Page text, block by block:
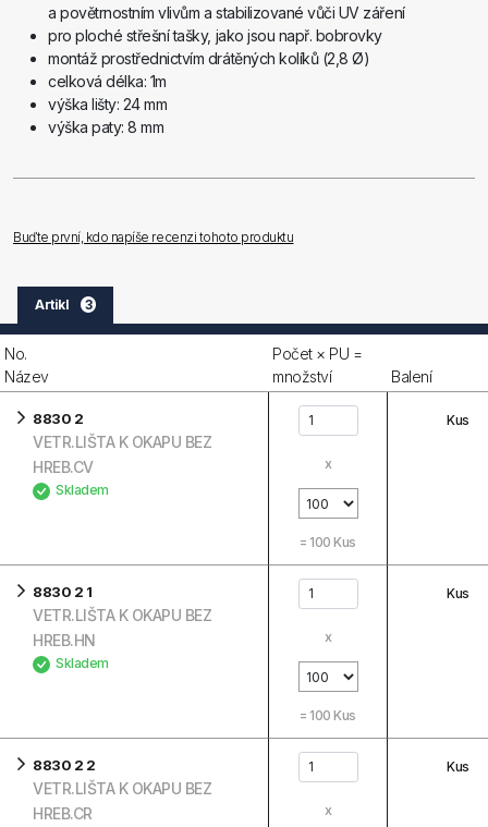
a povětrnostním vlivům a stabilizované vůči UV záření
pro ploché střešní tašky, jako jsou např. bobrovky
montáž prostřednictvím drátěných kolíků (2,8 Ø)
celková délka: 1m
výška lišty: 24 mm
výška paty: 8 mm
Buďte první, kdo napíše recenzi tohoto produktu
Artikl 3
No.
Název
Počet × PU =
množství
Balení
8830 2
VETR.LIŠTA K OKAPU BEZ
HREB.CV
Skladem
x
= 100 Kus
Kus
8830 2 1
VETR.LIŠTA K OKAPU BEZ
HREB.HN
Skladem
x
= 100 Kus
Kus
8830 2 2
VETR.LIŠTA K OKAPU BEZ
HREB.CR
x
Kus